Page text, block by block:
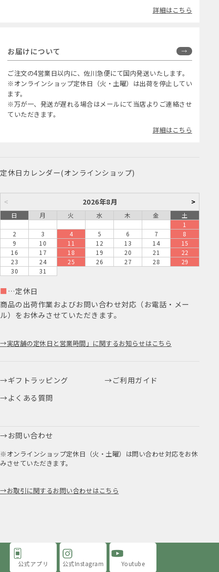
詳細はこちら
お届けについて
ご注文の4営業日以内に、佐川急便にて国内発送いたします。
※オンラインショップ定休日（火・土曜）は出荷を停止してい
ます。
※万が一、発送が遅れる場合はメールにて当店よりご連絡させ
ていただきます。
詳細はこちら
定休日カレンダー(オンラインショップ)
< 2026年8月 >
日 月 火 水 木 金
土
1
2
3 4 5 6 7
8
9
10 11 12 13 14
15
16
17 18 19 20 21
22
23
24 25 26 27 28
29
30
31
■ …定休日
商品の出荷作業およびお問い合わせ対応（お電話・メー
ル）をお休みさせていただきます。
実店舗の定休日と営業時間」に関するお知らせはこちら
ギフトラッピング
ご利用ガイド
よくある質問
お問い合わせ
※オンラインショップ定休日（火・土曜）は問い合わせ対応をお休
みさせていただきます。
お取引に関するお問い合わせはこちら
公式アプリ 公式Instagram Youtube